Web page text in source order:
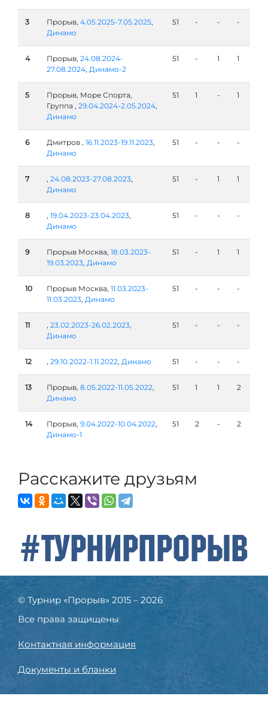
3 Прорыв, 4.05.2025-7.05.2025,
Динамо
51 - - -
4 Прорыв, 24.08.2024-
27.08.2024, Динамо-2
51 - 1 1
5
Прорыв, Море Спорта,
Группа , 29.04.2024-2.05.2024,
Динамо
51 1 - 1
6 Дмитров , 16.11.2023-19.11.2023,
Динамо
51 - - -
7 , 24.08.2023-27.08.2023,
Динамо
51 - 1 1
8 , 19.04.2023-23.04.2023,
Динамо
51 - - -
9 Прорыв Москва, 18.03.2023-
19.03.2023, Динамо
51 - 1 1
10 Прорыв Москва, 11.03.2023-
11.03.2023, Динамо
51 - - -
11 , 23.02.2023-26.02.2023,
Динамо
51 - - -
12 , 29.10.2022-1.11.2022, Динамо 51 - - -
13 Прорыв, 8.05.2022-11.05.2022,
Динамо
51 1 1 2
14 Прорыв, 9.04.2022-10.04.2022,
Динамо-1
51 2 - 2
Расскажите друзьям
#ТурнирПрорыв
© Турнир «Прорыв» 2015 – 2026
Все права защищены
Контактная информация
Документы и бланки